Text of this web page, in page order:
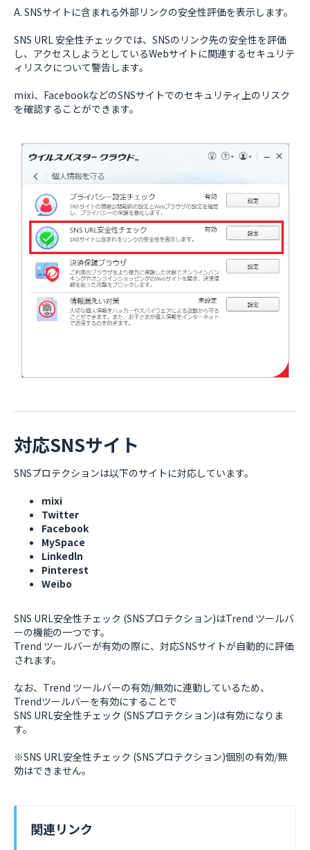
A. SNSサイトに含まれる外部リンクの安全性評価を表示します。
SNS URL 安全性チェックでは、SNSのリンク先の安全性を評価
し、アクセスしようとしているWebサイトに関連するセキュリテ
ィリスクについて警告します。
mixi、FacebookなどのSNSサイトでのセキュリティ上のリスク
を確認することができます。
対応SNSサイト
SNSプロテクションは以下のサイトに対応しています。
mixi
Twitter
Facebook
MySpace
Linkedln
Pinterest
Weibo
SNS URL安全性チェック (SNSプロテクション)はTrend ツールバ
ーの機能の一つです。
Trend ツールバーが有効の際に、対応SNSサイトが自動的に評価
されます。
なお、Trend ツールバーの有効/無効に連動しているため、
Trendツールバーを有効にすることで
SNS URL安全性チェック (SNSプロテクション)は有効になりま
す。
※SNS URL安全性チェック (SNSプロテクション)個別の有効/無
効はできません。
関連リンク